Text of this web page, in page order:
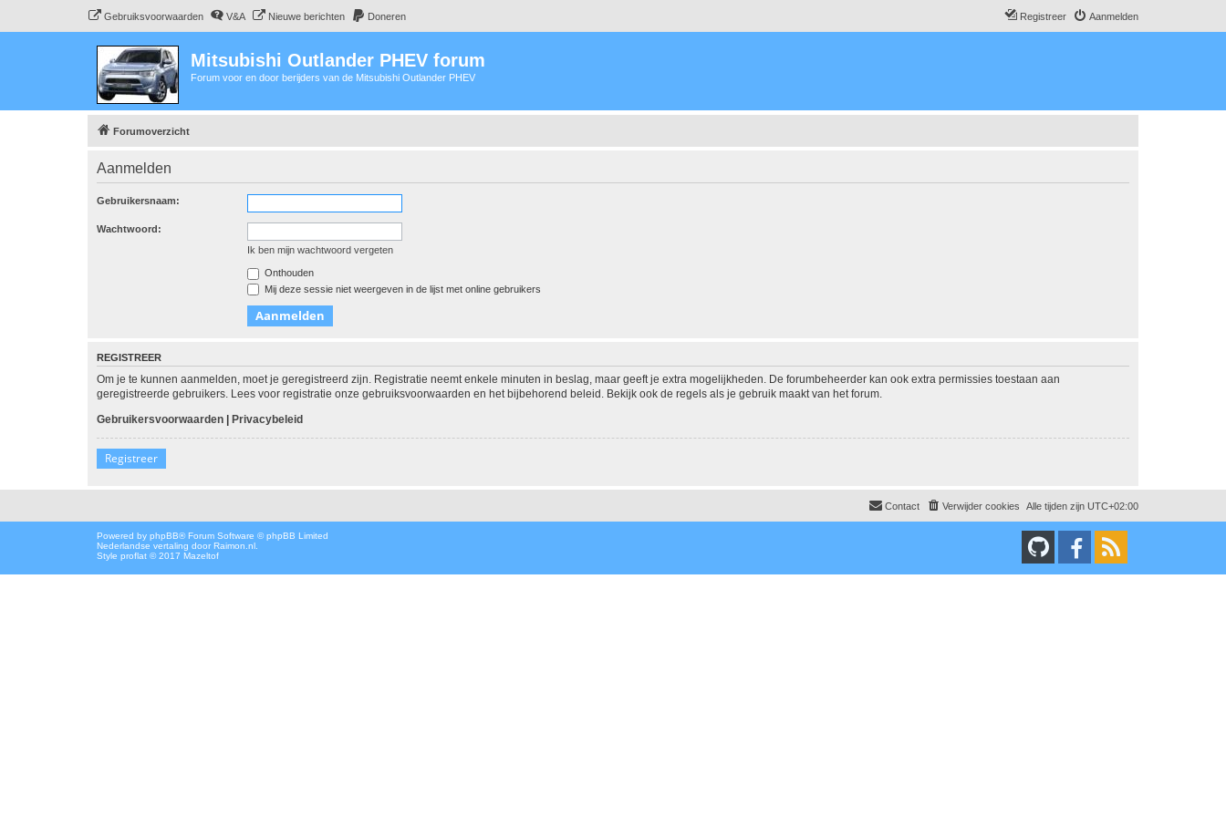
Gebruiksvoorwaarden V&A Nieuwe berichten Doneren Aanmelden
Registreer
Mitsubishi Outlander PHEV forum
Forum voor en door berijders van de Mitsubishi Outlander PHEV
Forumoverzicht
Aanmelden
Gebruikersnaam:
Wachtwoord:
Ik ben mijn wachtwoord vergeten
Onthouden
Mij deze sessie niet weergeven in de lijst met online gebruikers
REGISTREER
Om je te kunnen aanmelden, moet je geregistreerd zijn. Registratie neemt enkele minuten in beslag, maar geeft je extra mogelijkheden. De forumbeheerder kan ook extra permissies toestaan aan
geregistreerde gebruikers. Lees voor registratie onze gebruiksvoorwaarden en het bijbehorend beleid. Bekijk ook de regels als je gebruik maakt van het forum.
Gebruikersvoorwaarden | Privacybeleid
Registreer
Alle tijden zijn UTC+02:00
Verwijder cookies
Contact
Powered by phpBB® Forum Software © phpBB Limited
Nederlandse vertaling door Raimon.nl
Style proflat © 2017 Mazeltof